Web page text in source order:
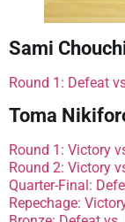
Sami
Round 1: Defeat
Toma
Round 1: Victory
Round 2: Victory
Quarter-Final:
Repechage: